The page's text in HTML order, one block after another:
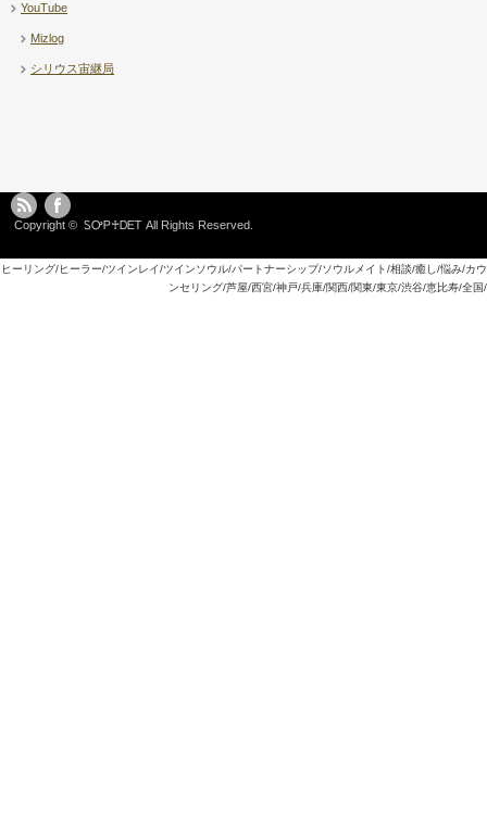
YouTube
Mizlog
シリウス宙継局
Copyright ©ᏚᎤᏢ♰ᎠᎬᎢ All Rights Reserved.
ヒーリング/ヒーラー/ツインレイ/ツインソウル/パートナーシップ/ソウルメイト/相談/癒し/悩み/カウ
ンセリング/芦屋/西宮/神戸/兵庫/関西/関東/東京/渋谷/恵比寿/全国/